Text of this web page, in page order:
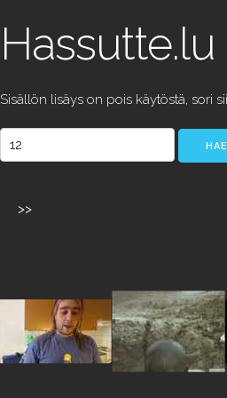
Hassutte.lu
Sisällön lisäys on pois käytöstä, sori
>>